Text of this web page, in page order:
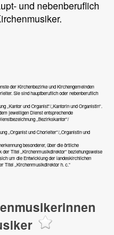
und nebenberuflich
der Kirchenbezirke und Kirchengemeinden
Sie sind hauptberuflich oder nebenberuflich
„Kantor und Organist“/„Kantorin und Organistin“.
jeweiligen Dienst entsprechende
„Bezirkskantor“/
„Organist und Chorleiter“/„Organistin und
besonderer, über die örtliche
Titel „Kirchenmusikdirektor“ beziehungsweise
um die Entwicklung der landeskirchlichen
Titel „Kirchenmusikdirektor h. c.“